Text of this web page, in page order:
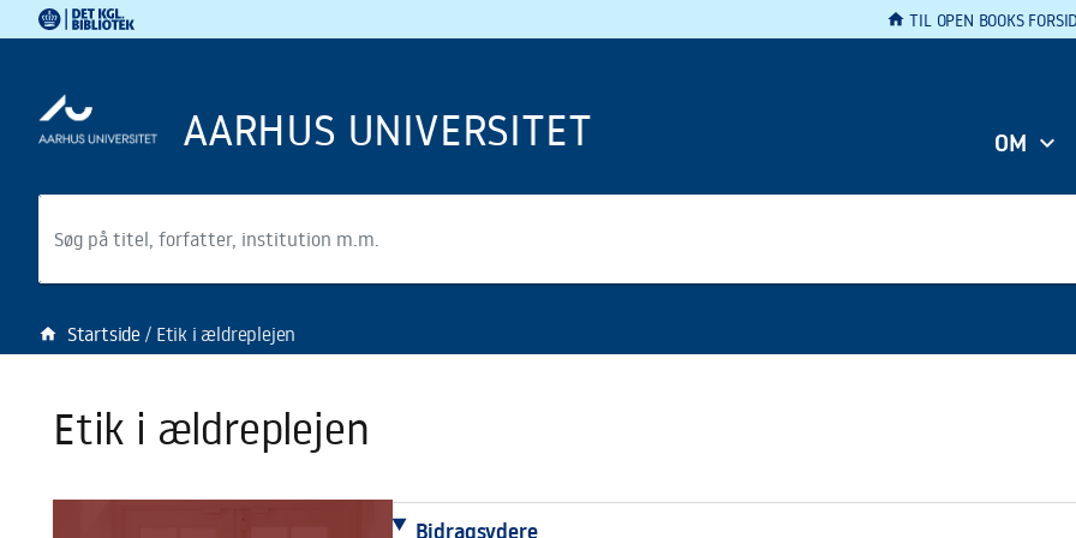
Det Kgl. Bibliotek home TIL OPEN BOOKS
AARHUS UNIVERSITET
Søg
OM
home Startside Etik i ældreplejen
Etik i ældreplejen
Bidragsydere